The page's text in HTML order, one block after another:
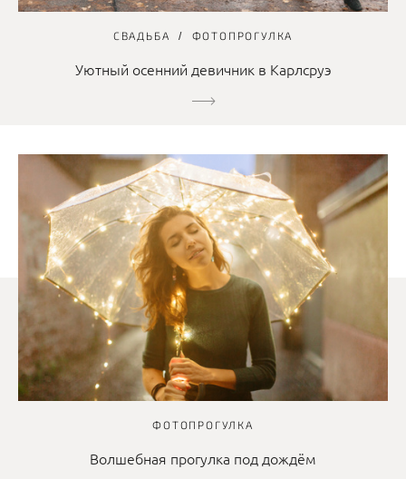
СВАДЬБА ФОТОПРОГУЛКА
Уютный осенний девичник в Карлсруэ
ФОТОПРОГУЛКА
Волшебная прогулка под дождём